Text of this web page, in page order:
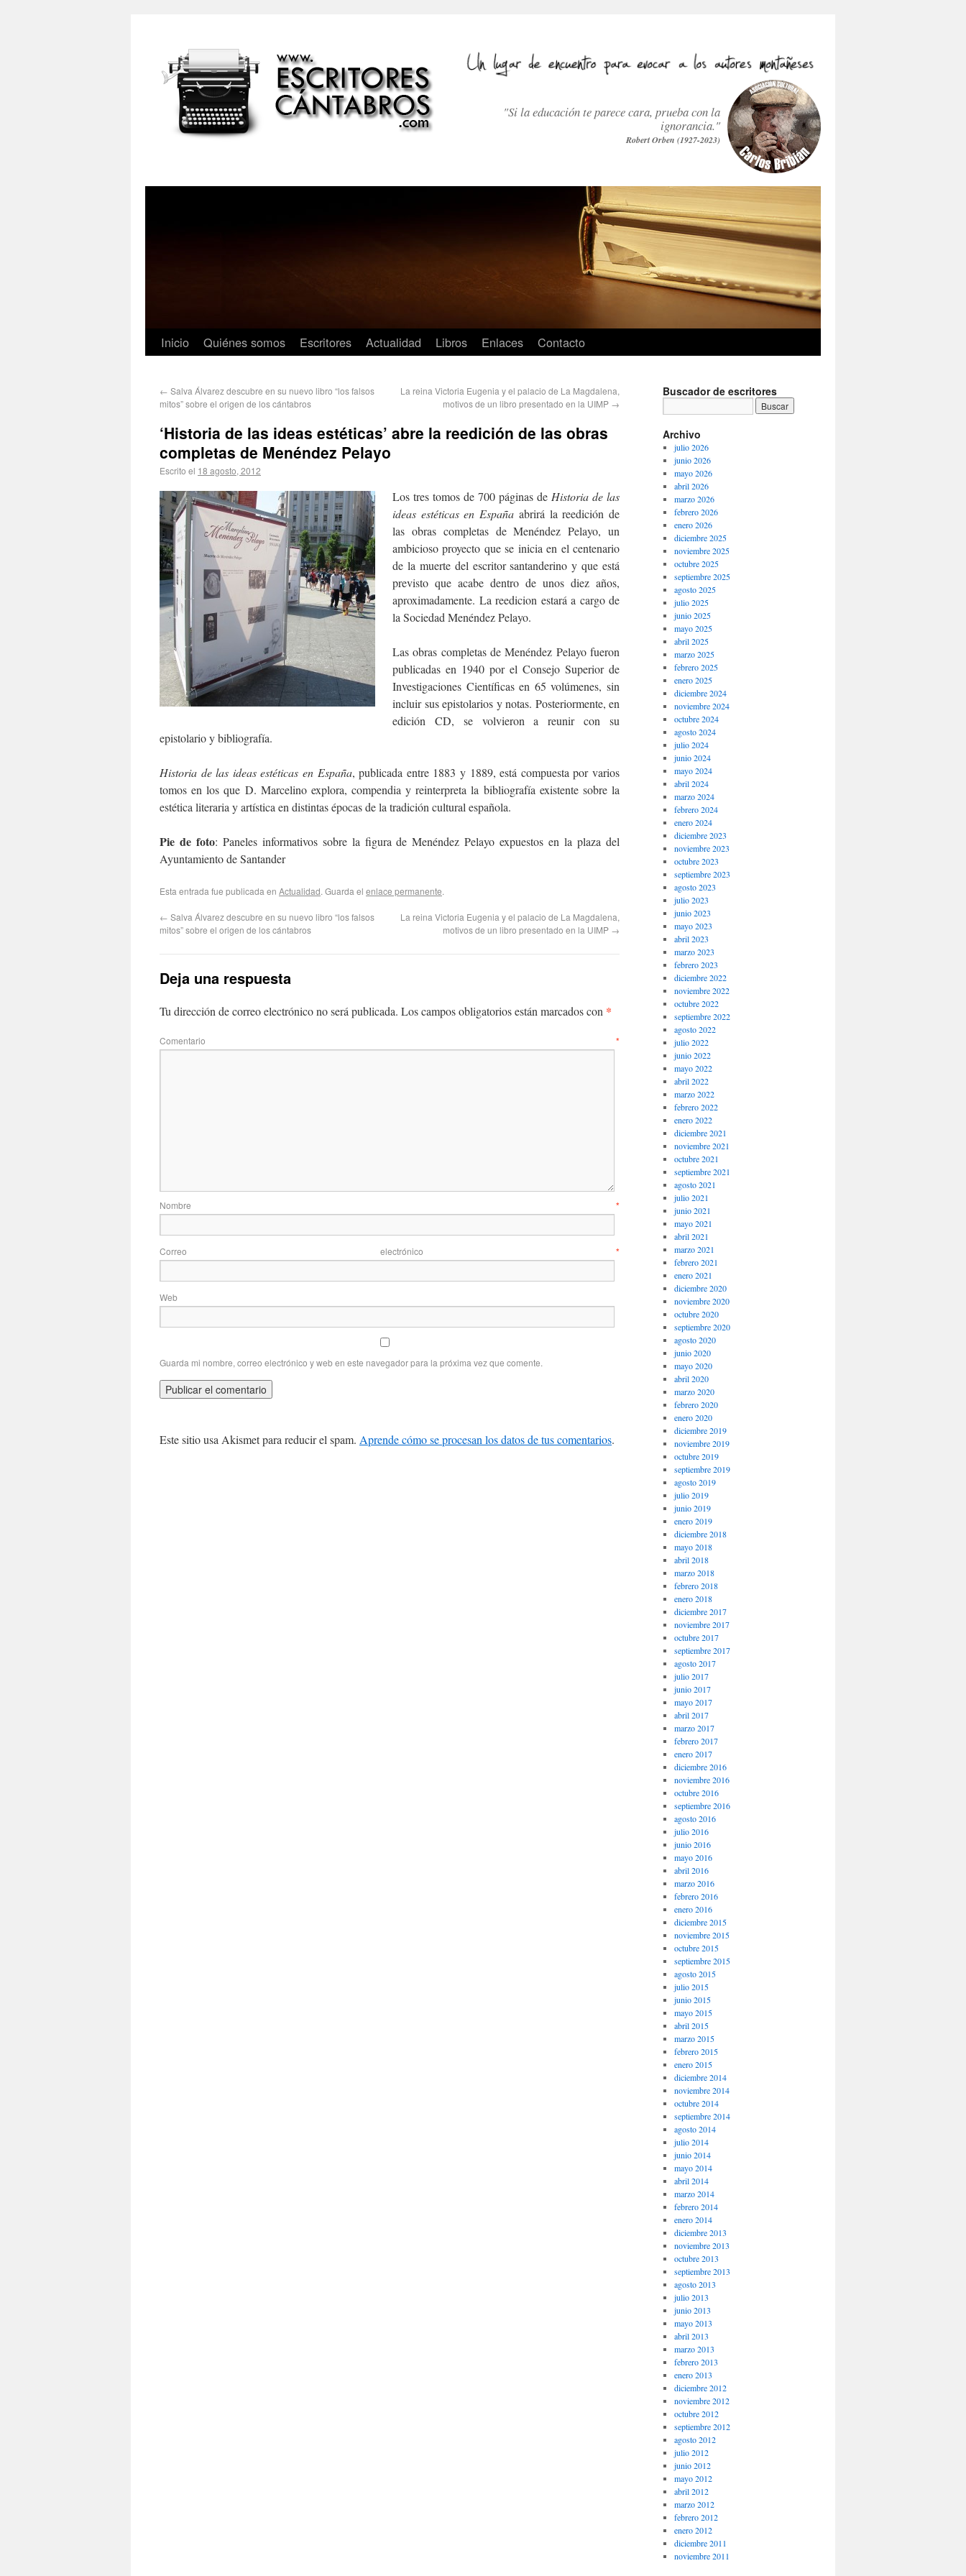
"Si la educación te parece cara, prueba con la
ignorancia."
Robert Orben (1927-2023)
Inicio Quiénes somos Escritores Actualidad Libros Enlaces Contacto
← Salva Álvarez descubre en su nuevo libro “los falsos
mitos” sobre el origen de los cántabros
La reina Victoria Eugenia y el palacio de La Magdalena,
motivos de un libro presentado en la UIMP →
‘Historia de las ideas estéticas’ abre la reedición de las obras
completas de Menéndez Pelayo
Escrito el 18 agosto, 2012
Los tres tomos de 700 páginas de Historia de las
ideas estéticas en España abrirá la reedición de
las obras completas de Menéndez Pelayo, un
ambicioso proyecto que se inicia en el centenario
de la muerte del escritor santanderino y que está
previsto que acabe dentro de unos diez años,
aproximadamente. La reedicion estará a cargo de
la Sociedad Menéndez Pelayo.
Las obras completas de Menéndez Pelayo fueron
publicadas en 1940 por el Consejo Superior de
Investigaciones Científicas en 65 volúmenes, sin
incluir sus epistolarios y notas. Posteriormente, en
edición CD, se volvieron a reunir con su
epistolario y bibliografía.
Historia de las ideas estéticas en España, publicada entre 1883 y 1889, está compuesta por varios
tomos en los que D. Marcelino explora, compendia y reinterpreta la bibliografía existente sobre la
estética literaria y artística en distintas épocas de la tradición cultural española.
Pie de foto: Paneles informativos sobre la figura de Menéndez Pelayo expuestos en la plaza del
Ayuntamiento de Santander
Esta entrada fue publicada en Actualidad. Guarda el enlace permanente.
← Salva Álvarez descubre en su nuevo libro “los falsos
mitos” sobre el origen de los cántabros
La reina Victoria Eugenia y el palacio de La Magdalena,
motivos de un libro presentado en la UIMP →
Deja una respuesta
Tu dirección de correo electrónico no será publicada. Los campos obligatorios están marcados con *
Comentario *
Nombre *
Correo electrónico *
Web
Guarda mi nombre, correo electrónico y web en este navegador para la próxima vez que comente.
Este sitio usa Akismet para reducir el spam. Aprende cómo se procesan los datos de tus comentarios.
Buscador de escritores
Archivo
julio 2026
junio 2026
mayo 2026
abril 2026
marzo 2026
febrero 2026
enero 2026
diciembre 2025
noviembre 2025
octubre 2025
septiembre 2025
agosto 2025
julio 2025
junio 2025
mayo 2025
abril 2025
marzo 2025
febrero 2025
enero 2025
diciembre 2024
noviembre 2024
octubre 2024
agosto 2024
julio 2024
junio 2024
mayo 2024
abril 2024
marzo 2024
febrero 2024
enero 2024
diciembre 2023
noviembre 2023
octubre 2023
septiembre 2023
agosto 2023
julio 2023
junio 2023
mayo 2023
abril 2023
marzo 2023
febrero 2023
diciembre 2022
noviembre 2022
octubre 2022
septiembre 2022
agosto 2022
julio 2022
junio 2022
mayo 2022
abril 2022
marzo 2022
febrero 2022
enero 2022
diciembre 2021
noviembre 2021
octubre 2021
septiembre 2021
agosto 2021
julio 2021
junio 2021
mayo 2021
abril 2021
marzo 2021
febrero 2021
enero 2021
diciembre 2020
noviembre 2020
octubre 2020
septiembre 2020
agosto 2020
junio 2020
mayo 2020
abril 2020
marzo 2020
febrero 2020
enero 2020
diciembre 2019
noviembre 2019
octubre 2019
septiembre 2019
agosto 2019
julio 2019
junio 2019
enero 2019
diciembre 2018
mayo 2018
abril 2018
marzo 2018
febrero 2018
enero 2018
diciembre 2017
noviembre 2017
octubre 2017
septiembre 2017
agosto 2017
julio 2017
junio 2017
mayo 2017
abril 2017
marzo 2017
febrero 2017
enero 2017
diciembre 2016
noviembre 2016
octubre 2016
septiembre 2016
agosto 2016
julio 2016
junio 2016
mayo 2016
abril 2016
marzo 2016
febrero 2016
enero 2016
diciembre 2015
noviembre 2015
octubre 2015
septiembre 2015
agosto 2015
julio 2015
junio 2015
mayo 2015
abril 2015
marzo 2015
febrero 2015
enero 2015
diciembre 2014
noviembre 2014
octubre 2014
septiembre 2014
agosto 2014
julio 2014
junio 2014
mayo 2014
abril 2014
marzo 2014
febrero 2014
enero 2014
diciembre 2013
noviembre 2013
octubre 2013
septiembre 2013
agosto 2013
julio 2013
junio 2013
mayo 2013
abril 2013
marzo 2013
febrero 2013
enero 2013
diciembre 2012
noviembre 2012
octubre 2012
septiembre 2012
agosto 2012
julio 2012
junio 2012
mayo 2012
abril 2012
marzo 2012
febrero 2012
enero 2012
diciembre 2011
noviembre 2011